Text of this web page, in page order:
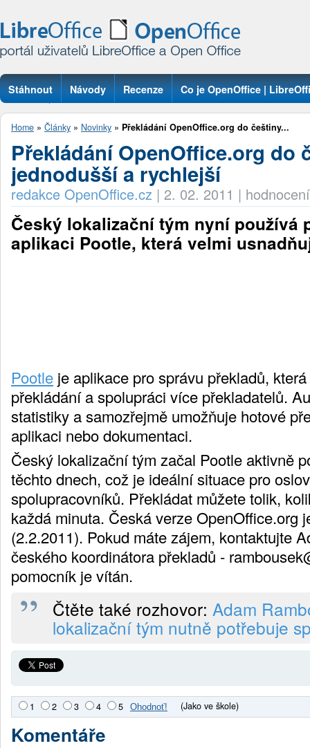
Stáhnout Návody Recenze Co je OpenOffice |
Otázky
Home » Články » Novinky » Překládání OpenOffice.org do češtiny...
Překládání OpenOffice.org do
jednodušší a rychlejší
redakce OpenOffice.cz | 2. 02. 2011 |
Český lokalizační tým nyní používá
aplikaci Pootle, která velmi
Pootle je aplikace pro správu překladů,
překládání a spolupráci více překladatelů.
statistiky a samozřejmě umožňuje hotové
aplikaci nebo dokumentaci.
Český lokalizační tým začal Pootle aktivně
těchto dnech, což je ideální situace pro
spolupracovníků. Překládat můžete tolik,
každá minuta. Česká verze OpenOffice.org
(2.2.2011). Pokud máte zájem, kontaktujte
českého koordinátora překladů -
pomocník je vítán.
Čtěte také rozhovor: Adam
lokalizační tým nutně potřebuje
1 2 3 4 5 (Jako ve škole)
Komentáře